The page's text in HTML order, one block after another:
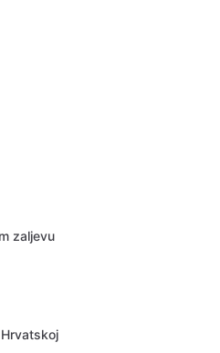
zaljevu